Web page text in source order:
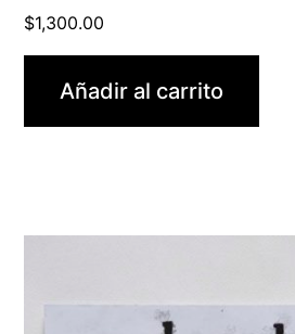
$1,300.00
Añadir al carrito